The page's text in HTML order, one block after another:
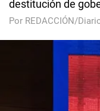
destitución de
Por REDACCIÓN/